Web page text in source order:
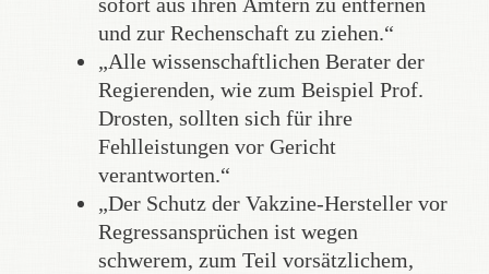
und zur Rechenschaft zu ziehen.“
„Alle wissenschaftlichen Berater der
Regierenden, wie zum Beispiel Prof.
Drosten, sollten sich für ihre
Fehlleistungen vor Gericht
verantworten.“
„Der Schutz der Vakzine-Hersteller vor
Regressansprüchen ist wegen
schwerem, zum Teil vorsätzlichem,